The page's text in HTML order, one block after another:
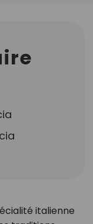
italienne